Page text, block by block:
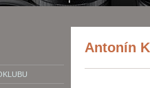
Antonín